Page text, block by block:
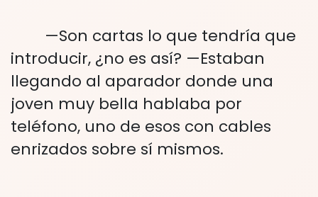
—Son cartas lo que tendría que
introducir, ¿no es así? —Estaban
llegando al aparador donde una
joven muy bella hablaba por
teléfono, uno de esos con cables
enrizados sobre sí mismos.